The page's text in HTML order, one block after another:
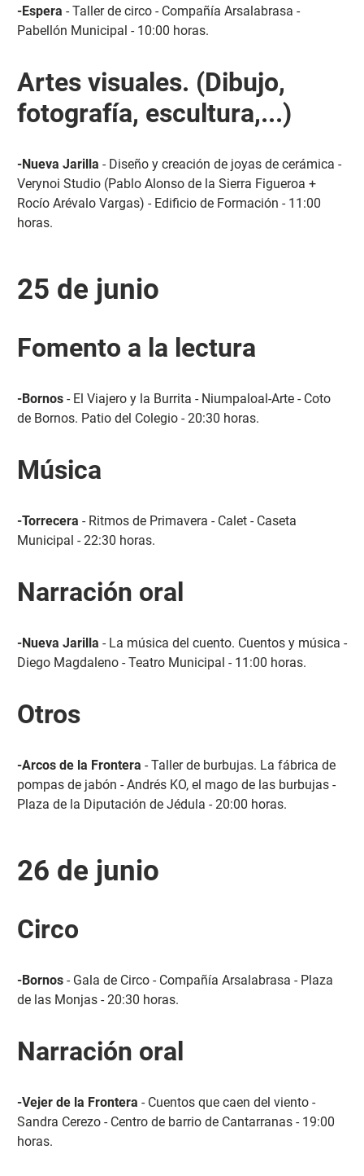
-Espera - Taller de circo - Compañía Arsalabrasa -
Pabellón Municipal - 10:00 horas.
Artes visuales. (Dibujo,
fotografía, escultura,...)
-Nueva Jarilla - Diseño y creación de joyas de cerámica -
Verynoi Studio (Pablo Alonso de la Sierra Figueroa +
Rocío Arévalo Vargas) - Edificio de Formación - 11:00
horas.
25 de junio
Fomento a la lectura
-Bornos- El Viajero y la Burrita - Niumpaloal-Arte - Coto
de Bornos. Patio del Colegio - 20:30 horas.
Música
-Torrecera - Ritmos de Primavera - Calet - Caseta
Municipal - 22:30 horas.
Narración oral
-Nueva Jarilla - La música del cuento. Cuentos y música -
Diego Magdaleno - Teatro Municipal - 11:00 horas.
Otros
-Arcos de la Frontera - Taller de burbujas. La fábrica de
pompas de jabón - Andrés KO, el mago de las burbujas -
Plaza de la Diputación de Jédula - 20:00 horas.
26 de junio
Circo
-Bornos- Gala de Circo - Compañía Arsalabrasa - Plaza
de las Monjas - 20:30 horas.
Narración oral
-Vejer de la Frontera - Cuentos que caen del viento -
Sandra Cerezo - Centro de barrio de Cantarranas - 19:00
horas.